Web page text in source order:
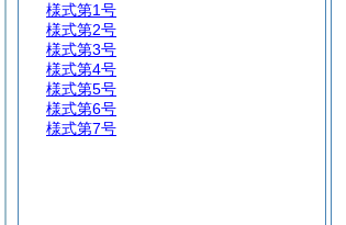
様式第1号
様式第2号
様式第3号
様式第4号
様式第5号
様式第6号
様式第7号